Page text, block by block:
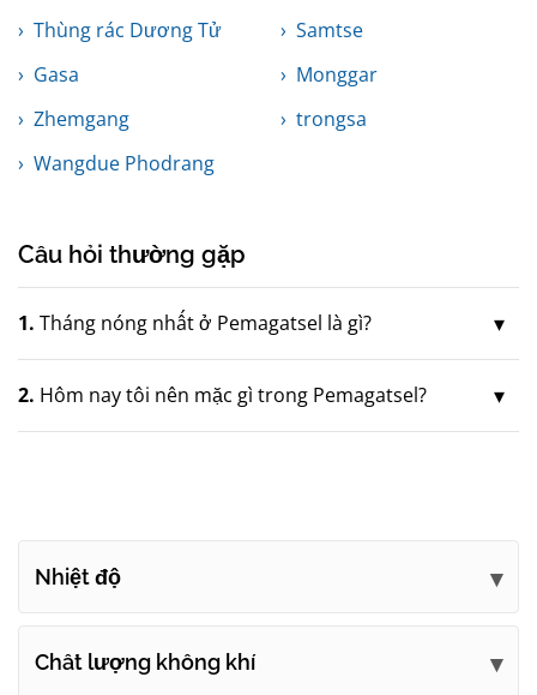
Thùng rác Dương Tử
Samtse
Gasa
Monggar
Zhemgang
trongsa
Wangdue Phodrang
Câu hỏi thường gặp
1. Tháng nóng nhất ở Pemagatsel là gì?
2. Hôm nay tôi nên mặc gì trong Pemagatsel?
Nhiệt độ
Chất lượng không khí